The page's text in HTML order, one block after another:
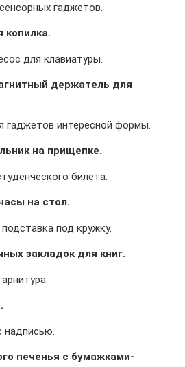
гаджетов.
копилка.
для клавиатуры.
держатель для
гаджетов интересной формы.
на прищепке.
билета.
на стол.
под кружку.
закладок для книг.
надписью.
печенья с бумажками-